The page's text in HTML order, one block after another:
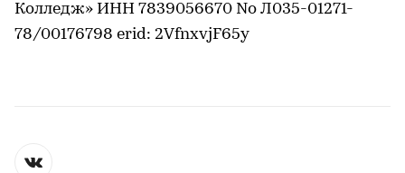
Колледж» ИНН 7839056670 No Л035-01271-
78/00176798 erid: 2VfnxvjF65y